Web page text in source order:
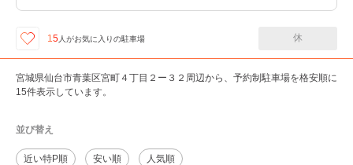
15 人がお気に入りの駐車場 休
宮城県仙台市青葉区宮町４丁目２ー３２周辺から、予約制駐車場を格安順に
15件表示しています。
並び替え
近い特P順 安い順 人気順